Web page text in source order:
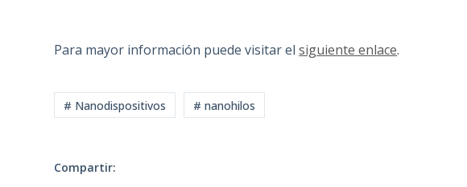
Para mayor información puede visitar elsiguiente enlace.
# Nanodispositivos # nanohilos
Compartir: